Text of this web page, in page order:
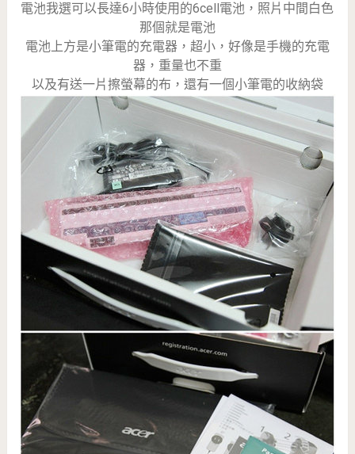
電池我選可以長達6小時使用的6cell電池，照片中間白色
那個就是電池
電池上方是小筆電的充電器，超小，好像是手機的充電
器，重量也不重
以及有送一片擦螢幕的布，還有一個小筆電的收納袋